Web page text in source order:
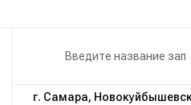
г. Самара,